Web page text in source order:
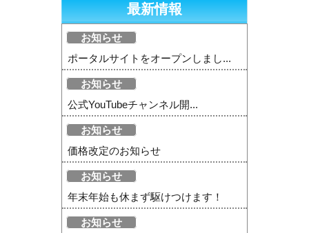
最新情報
お知らせ
ポータルサイトをオープンしまし...
お知らせ
公式YouTubeチャンネル開...
お知らせ
価格改定のお知らせ
お知らせ
年末年始も休まず駆けつけます！
お知らせ